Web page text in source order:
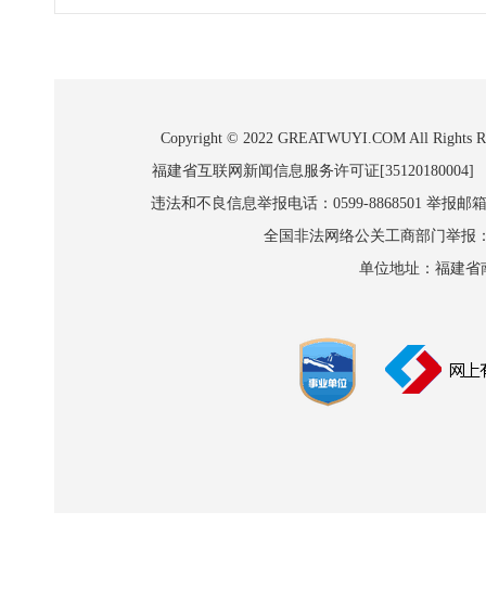
Copyright © 2022 GREATWUYI.COM All Rights
福建省互联网新闻信息服务许可证
违法和不良信息举报电话：0599-8868501 举报邮
全国非法网络公关工商部门举报
单位地址：福建省